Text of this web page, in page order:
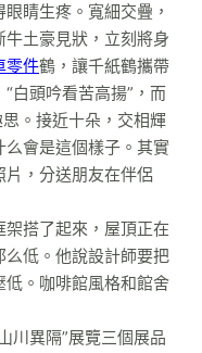
睛生疼。寬細交疊，
土豪見狀，立刻將身
零件鶴，讓千紙鶴攜帶
白頭吟看苦高揚”，而
。接近十朵，交相輝
會是這個樣子。其實
，分送朋友在伴侶
搭了起來，屋頂正在
低。他說設計師要把
。咖啡館風格和館舍
川異隔”展覽三個展品